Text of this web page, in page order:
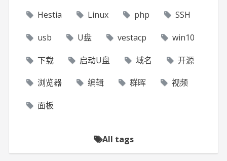
Hestia Linux php SSH
usb U盘 vestacp win10
下载 启动U盘 域名 开源
浏览器 编辑 群晖 视频
面板
All tags